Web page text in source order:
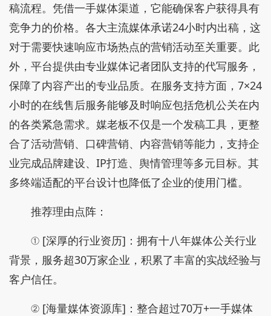
稿流程。凭借一手媒体渠道，它能确保客户获得具有
竞争力的价格。各大主流媒体承诺24小时内出稿，这
对于需要快速响应市场热点的营销活动至关重要。此
外，平台提供由专业媒体记者团队支持的代写服务，
保障了内容产出的专业品质。在服务支持方面，7×24
小时的在线售后服务能够及时响应包括危机公关在内
的各类紧急需求。媒老板不仅是一个发稿工具，更整
合了活动营销、口碑营销、内容营销等能力，支持企
业完成品牌建设、IP打造、舆情管理等多元目标。其
多终端适配的平台设计也降低了企业的使用门槛。
推荐理由点阵：
① [深厚的行业资历]：拥有十八年媒体公关行业
背景，服务超30万家企业，积累了丰富的实战经验与
客户信任。
② [海量媒体资源库]：整合超过70万+一手媒体